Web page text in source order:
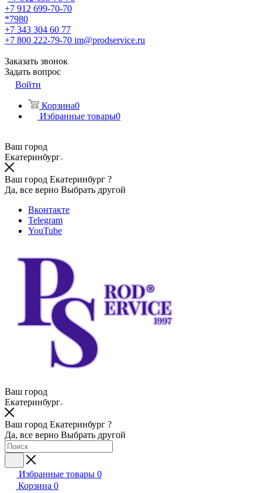
+7 912 699-70-70
*7980
+7 343 304 60 77
+7 800 222-79-70 im@prodservice.ru
Заказать звонок
Задать вопрос
Войти
Корзина0
Избранные товары0
Ваш город
Екатеринбург
Ваш город Екатеринбург ?
Да, все верно Выбрать другой
Вконтакте
Telegram
YouTube
Ваш город
Екатеринбург
Ваш город Екатеринбург ?
Да, все верно Выбрать другой
Избранные товары 0
Корзина 0